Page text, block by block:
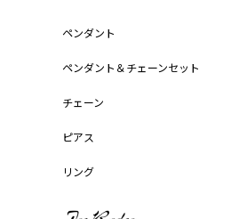
ペンダント
ペンダント＆チェーンセット
チェーン
ピアス
リング